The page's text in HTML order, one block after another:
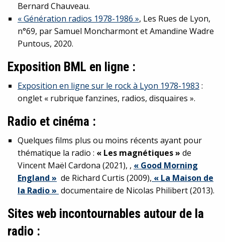
Bernard Chauveau.
« Génération radios 1978-1986 », Les Rues de Lyon,
n°69, par Samuel Moncharmont et Amandine Wadre
Puntous, 2020.
Exposition BML en ligne :
Exposition en ligne sur le rock à Lyon 1978-1983 :
onglet « rubrique fanzines, radios, disquaires ».
Radio et cinéma :
Quelques films plus ou moins récents ayant pour
thématique la radio : « Les magnétiques » de
Vincent Maël Cardona (2021), , « Good Morning
England » de Richard Curtis (2009), « La Maison de
la Radio » documentaire de Nicolas Philibert (2013).
Sites web incontournables autour de la
radio :